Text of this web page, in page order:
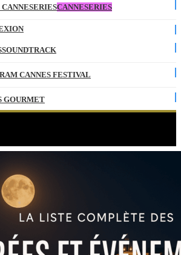
CANNESERIES
CANNES FESTIVAL
GOURMET